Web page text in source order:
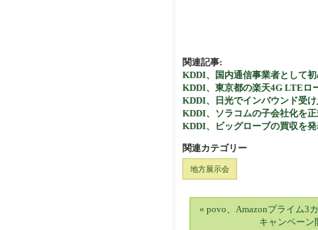
関連記事:
KDDI、国内通信事業者として
KDDI、東京都の楽天4G LTEロ
KDDI、日光でインバウンド受
KDDI、ソラコムの子会社化を
KDDI、ビッグローブの買収を
関連カテゴリー
地方展示会
« povo、Amazonプライム3
キャンペーン